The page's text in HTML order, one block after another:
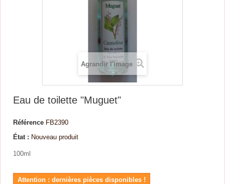
Agrandir l'image
Eau de toilette "Muguet"
Référence FB2390
État : Nouveau produit
100ml
Attention : dernières pièces disponibles !